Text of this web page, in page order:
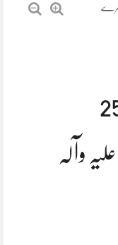
وآلہ